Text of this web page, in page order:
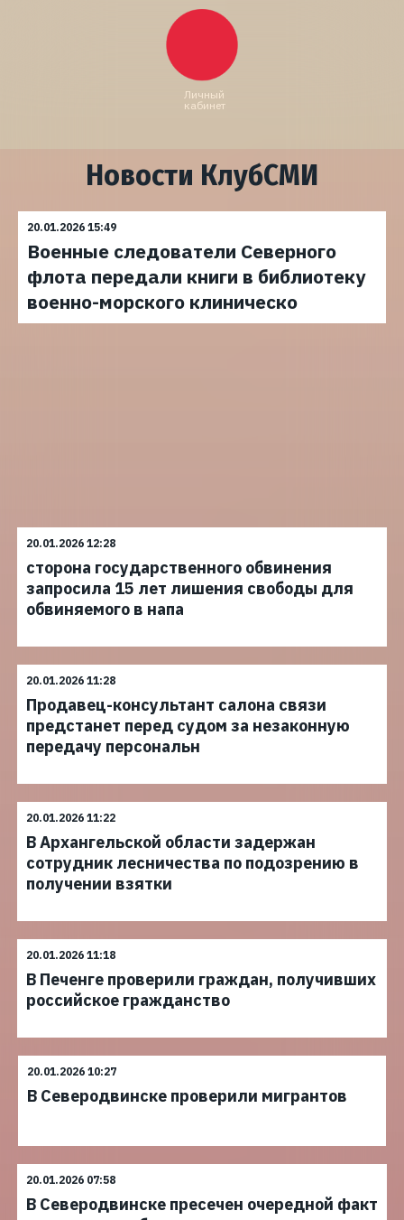
Личный
кабинет
Новости КлубСМИ
20.01.2026 15:49
Военные следователи Северного
флота передали книги в библиотеку
военно-морского клиническо
20.01.2026 12:28
сторона государственного обвинения
запросила 15 лет лишения свободы для
обвиняемого в напа
20.01.2026 11:28
Продавец-консультант салона связи
предстанет перед судом за незаконную
передачу персональн
20.01.2026 11:22
В Архангельской области задержан
сотрудник лесничества по подозрению в
получении взятки
20.01.2026 11:18
В Печенге проверили граждан, получивших
российское гражданство
20.01.2026 10:27
В Северодвинске проверили мигрантов
20.01.2026 07:58
В Северодвинске пресечен очередной факт